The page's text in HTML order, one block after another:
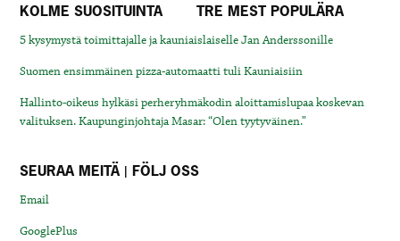
KOLME SUOSITUINTA TRE MEST POPULÄRA
5 kysymystä toimittajalle ja kauniaislaiselle Jan Anderssonille
Suomen ensimmäinen pizza-automaatti tuli Kauniaisiin
Hallinto-oikeus hylkäsi perheryhmäkodin aloittamislupaa koskevan
valituksen. Kaupunginjohtaja Masar: “Olen tyytyväinen.”
SEURAA MEITÄ | FÖLJ OSS
Email
GooglePlus